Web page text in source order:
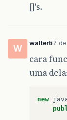
[]'s.
W
walterti7
cara
uma
new